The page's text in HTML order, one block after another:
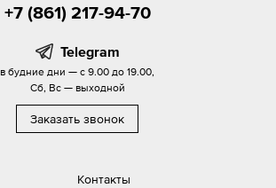
Контакты
+7 (861) 217-94-70
Telegram
в будние дни — с 9.00 до 19.00,
Сб, Вс — выходной
Заказать звонок